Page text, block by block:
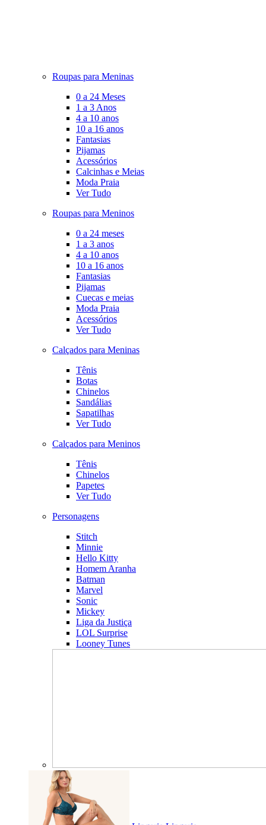
Roupas para Meninas
0 a 24 Meses
1 a 3 Anos
4 a 10 anos
10 a 16 anos
Fantasias
Pijamas
Acessórios
Calcinhas e Meias
Moda Praia
Ver Tudo
Roupas para Meninos
0 a 24 meses
1 a 3 anos
4 a 10 anos
10 a 16 anos
Fantasias
Pijamas
Cuecas e meias
Moda Praia
Acessórios
Ver Tudo
Calçados para Meninas
Tênis
Botas
Chinelos
Sandálias
Sapatilhas
Ver Tudo
Calçados para Meninos
Tênis
Chinelos
Papetes
Ver Tudo
Personagens
Stitch
Minnie
Hello Kitty
Homem Aranha
Batman
Marvel
Sonic
Mickey
Liga da Justiça
LOL Surprise
Looney Tunes